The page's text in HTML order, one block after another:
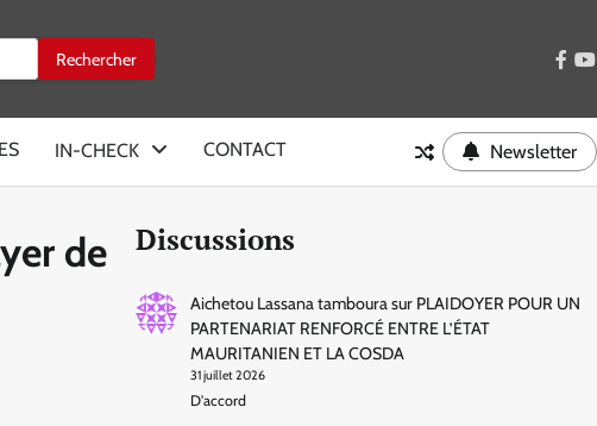
IN-CHECK CONTACT Newsletter
de
Discussions
Aichetou Lassana tambourasur PLAIDOYER POUR UN
PARTENARIAT RENFORCÉ ENTRE L’ÉTAT
MAURITANIEN ET LA COSDA
31 juillet 2026
D'accord